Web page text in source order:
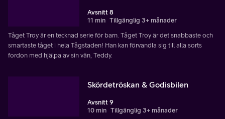
Avsnitt 8
11 min Tillgänglig 3+ månader
Tåget Troy är en tecknad serie för barn. Tåget Troy är det snabbaste och
smartaste tåget i hela Tågstaden! Han kan förvandla sig till alla sorts
fordon med hjälpa av sin vän, Teddy.
Skördetröskan & Godisbilen
Avsnitt 9
10 min Tillgänglig 3+ månader